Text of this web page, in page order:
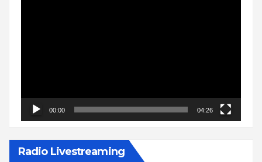
00:00 04:26
Radio Livestreaming